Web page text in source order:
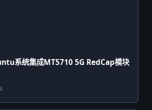
系统集成MT5710 5G RedCap模块